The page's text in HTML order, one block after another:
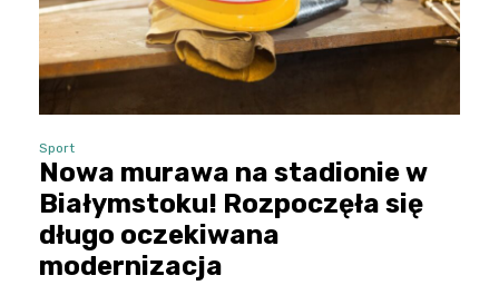
Sport
Nowa murawa na stadionie w
Białymstoku! Rozpoczęła się
długo oczekiwana
modernizacja